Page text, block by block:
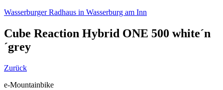
Wasserburger Radhaus in Wasserburg am Inn
Cube Reaction Hybrid ONE 500 white´n
´grey
Zurück
e-Mountainbike